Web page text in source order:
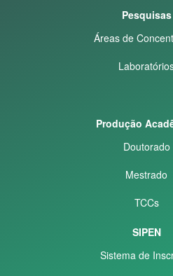
Pesquisas
Áreas de
Produção
Doutorado
Mestrado
TCCs
SIPEN
Sistema de